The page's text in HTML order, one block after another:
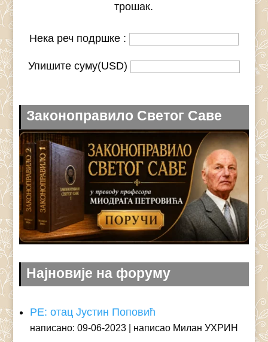
трошак.
Нека реч подршке :
Упишите суму(USD)
Законоправило Светог Саве
Најновије на форуму
РЕ: отац Јустин Поповић
написано: 09-06-2023 написао Милан УХРИН